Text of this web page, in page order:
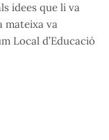
idees que li va
mateixa va
Local d’Educació